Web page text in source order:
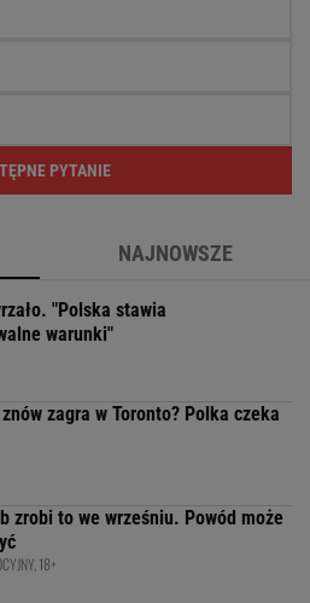
PYTANIE
NAJNOWSZE
"Polska stawia
warunki"
zagra w Toronto? Polka czeka
zrobi to we wrześniu. Powód może
18+